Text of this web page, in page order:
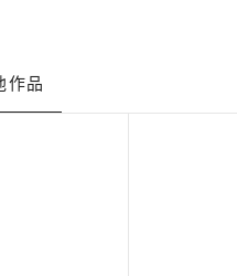
作品